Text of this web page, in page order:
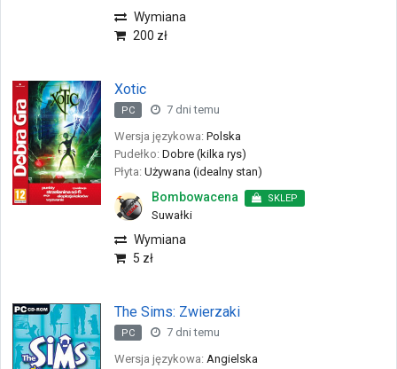
Wymiana
200 zł
Xotic
PC
7 dni temu
Wersja językowa: Polska
Pudełko: Dobre (kilka rys)
Płyta: Używana (idealny stan)
Bombowacena SKLEP
Suwałki
Wymiana
5 zł
The Sims: Zwierzaki
PC
7 dni temu
Wersja językowa: Angielska